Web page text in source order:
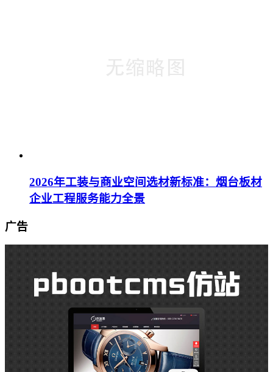
2026年工装与商业空间选材新标准：烟台板材
企业工程服务能力全景
广告